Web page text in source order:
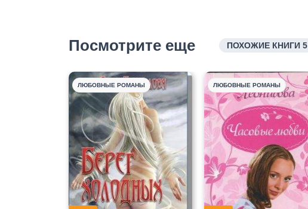
Посмотрите еще ПОХОЖИЕ КНИГИ 5
ЛЮБОВНЫЕ РОМАНЫ ЛЮБОВНЫЕ РОМАНЫ